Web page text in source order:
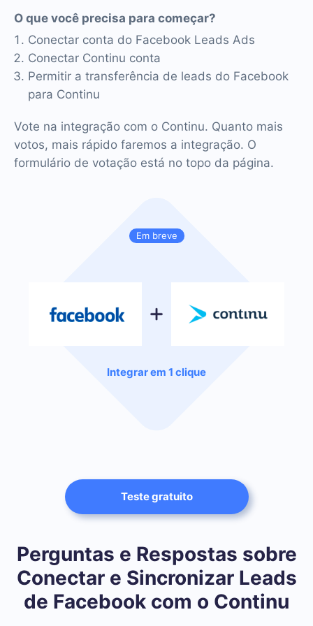
Em breve
Integrar em 1 clique
O que você precisa para começar?
Conectar conta do Facebook Leads Ads
Conectar Continu conta
Permitir a transferência de leads do Facebook
para Continu
Vote na integração com o Continu. Quanto mais
votos, mais rápido faremos a integração. O
formulário de votação está no topo da página.
Teste gratuito
Perguntas e Respostas sobre
Conectar e Sincronizar Leads
de Facebook com o Continu